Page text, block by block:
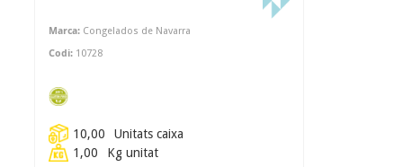
Marca: Congelados de Navarra
Codi: 10728
10,00
Unitats caixa
1,00
Kg unitat